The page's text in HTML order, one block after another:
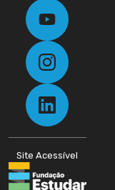
Site Acessível